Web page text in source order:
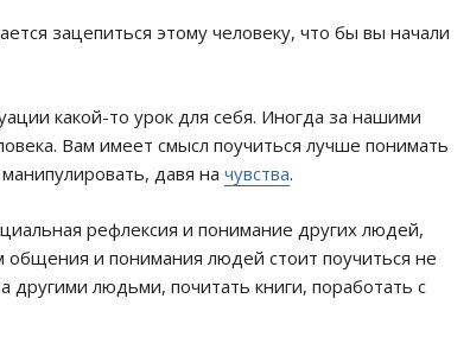
зацепиться этому человеку, что бы вы начали
какой-то урок для себя. Иногда за нашими
Вам имеет смысл поучиться лучше понимать
давя на чувства.
рефлексия и понимание других людей,
общения и понимания людей стоит поучиться не
людьми, почитать книги, поработать с